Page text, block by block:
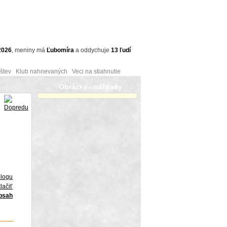
, meniny má Ľubomíra a oddychuje 13 ľudí
Klub nahnevaných Veci na stiahnutie
Obrázky - náhľady